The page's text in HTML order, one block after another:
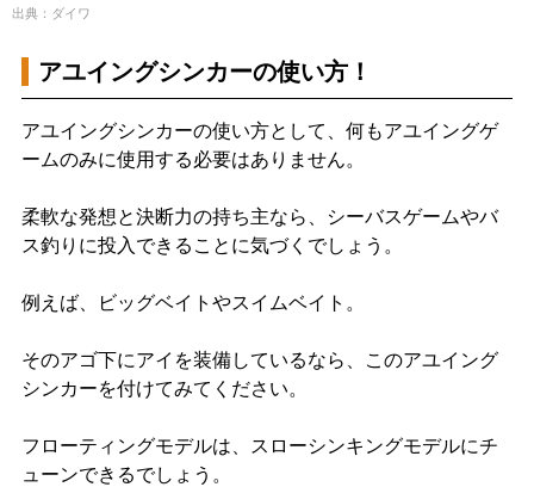
出典：ダイワ
アユイングシンカーの使い方！
アユイングシンカーの使い方として、何もアユイングゲ
ームのみに使用する必要はありません。
柔軟な発想と決断力の持ち主なら、シーバスゲームやバ
ス釣りに投入できることに気づくでしょう。
例えば、ビッグベイトやスイムベイト。
そのアゴ下にアイを装備しているなら、このアユイング
シンカーを付けてみてください。
フローティングモデルは、スローシンキングモデルにチ
ューンできるでしょう。